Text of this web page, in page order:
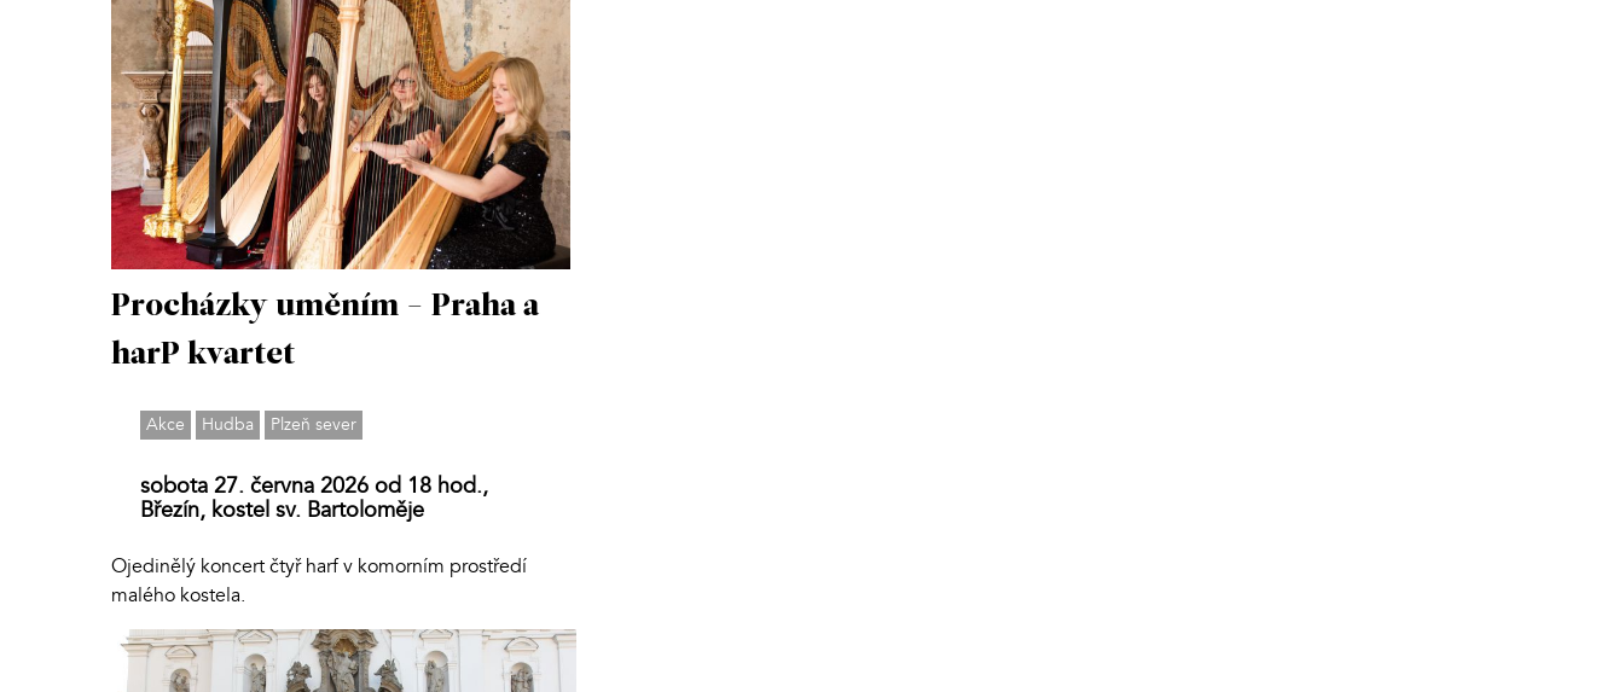
Procházky uměním - Praha a
harP kvartet
Akce Hudba Plzeň sever
sobota 27. června 2026 od 18 hod.,
Březín, kostel sv. Bartoloměje
Ojedinělý koncert čtyř harf v komorním prostředí
malého kostela.